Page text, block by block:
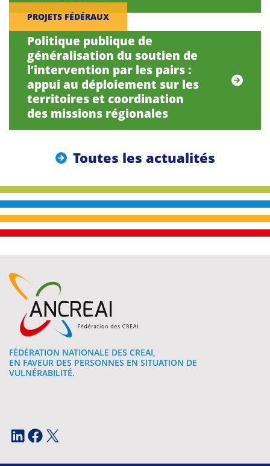
PROJETS FÉDÉRAUX
Politique publique de
généralisation du soutien de
l’intervention par les pairs :
appui au déploiement sur les
territoires et coordination
des missions régionales
Toutes les actualités
FÉDÉRATION NATIONALE DES CREAI,
EN FAVEUR DES PERSONNES EN SITUATION DE
VULNÉRABILITÉ.
LinkedIn Facebook X